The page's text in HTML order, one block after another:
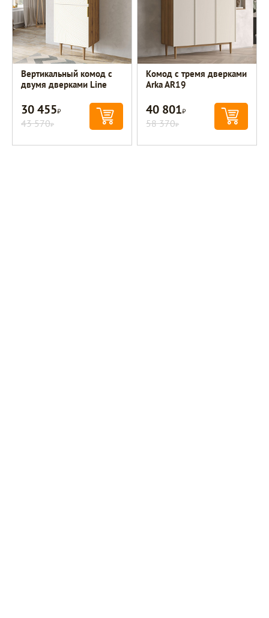
Вертикальный комод с
двумя дверками Line
30 455Р
43 570Р
Комод с тремя дверками
Arka AR19
40 801Р
58 370Р